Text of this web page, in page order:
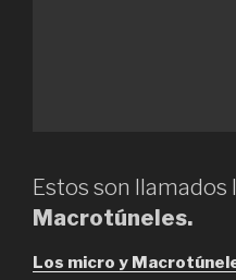
Estos son llamados l
Macrotúneles.
Los micro y